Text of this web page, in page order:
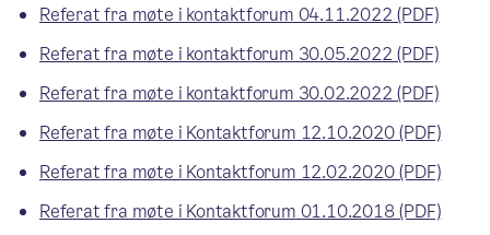
Referat fra møte i kontaktforum 04.11.2022 (PDF)
Referat fra møte i kontaktforum 30.05.2022 (PDF)
Referat fra møte i kontaktforum 30.02.2022 (PDF)
Referat fra møte i Kontaktforum 12.10.2020 (PDF)
Referat fra møte i Kontaktforum 12.02.2020 (PDF)
Referat fra møte i Kontaktforum 01.10.2018 (PDF)